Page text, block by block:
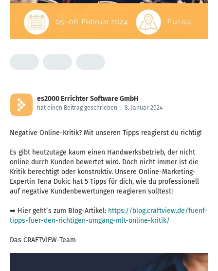
es2000 Errichter Software GmbH
hat einen Beitrag geschrieben . 8. Januar 2024
Negative Online-Kritik? Mit unseren Tipps reagierst du richtig!
Es gibt heutzutage kaum einen Handwerksbetrieb, der nicht
online durch Kunden bewertet wird. Doch nicht immer ist die
Kritik berechtigt oder konstruktiv. Unsere Online-Marketing-
Expertin Tena Dukic hat 5 Tipps für dich, wie du professionell
auf negative Kundenbewertungen reagieren solltest!
➡ Hier geht´s zum Blog-Artikel: https://blog.craftview.de/fuenf-
tipps-fuer-den-richtigen-umgang-mit-online-kritik/
Das CRAFTVIEW-Team